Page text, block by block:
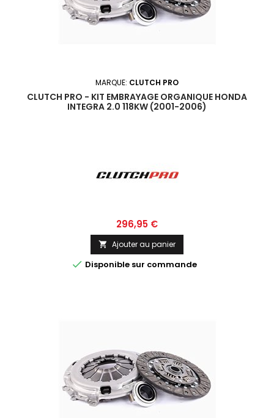
MARQUE: CLUTCH PRO
CLUTCH PRO - KIT EMBRAYAGE ORGANIQUE HONDA
INTEGRA 2.0 118KW (2001-2006)
Prix
296,95 €
 Ajouter au panier
 Disponible sur commande